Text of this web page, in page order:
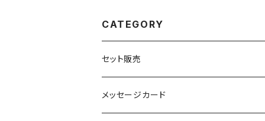
CATEGORY
セット販売
メッセージカード